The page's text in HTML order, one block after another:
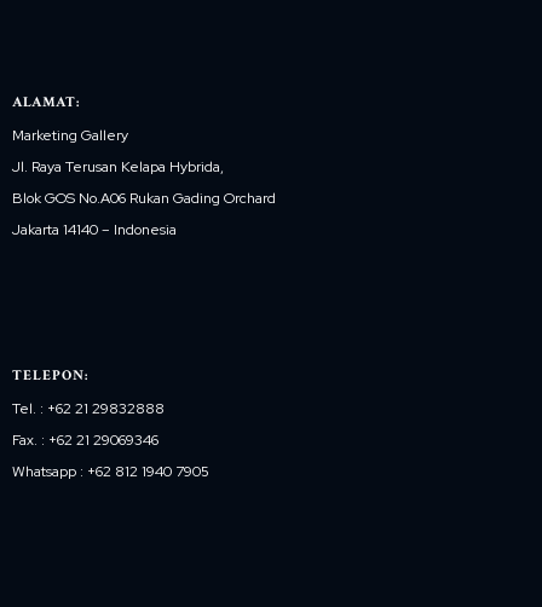
ALAMAT:
Marketing Gallery
Jl. Raya Terusan Kelapa Hybrida,
Blok GOS No.A06 Rukan Gading Orchard
Jakarta 14140 – Indonesia
TELEPON:
Tel. : +62 21 29832888
Fax. : +62 21 29069346
Whatsapp : +62 812 1940 7905